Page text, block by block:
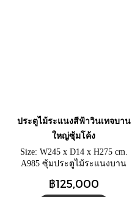
ประตูไม้ระแนงสีฟ้าวินเทจบาน
ใหญ่ซุ้มโค้ง
Size: W245 x D14 x H275 cm.
A985 ซุ้มประตูไม้ระแนงบาน
โค้งบานคู่สีฟ้า
฿125,000